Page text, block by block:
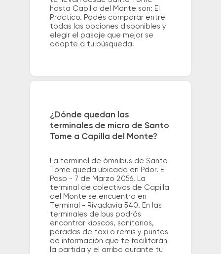
hasta Capilla del Monte son: El
Practico. Podés comparar entre
todas las opciones disponibles y
elegir el pasaje que mejor se
adapte a tu búsqueda.
¿Dónde quedan las
terminales de micro de Santo
Tome a Capilla del Monte?
La terminal de ómnibus de Santo
Tome queda ubicada en Pdor. El
Paso - 7 de Marzo 2056. La
terminal de colectivos de Capilla
del Monte se encuentra en
Terminal - Rivadavia 540. En las
terminales de bus podrás
encontrar kioscos, sanitarios,
paradas de taxi o remis y puntos
de información que te facilitarán
la partida y el arribo durante tu